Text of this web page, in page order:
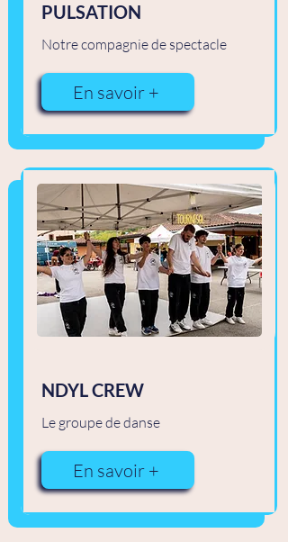
PULSATION
Notre compagnie de spectacle
En savoir +
NDYL CREW
Le groupe de danse
En savoir +